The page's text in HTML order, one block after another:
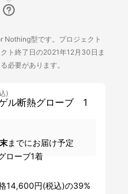
Nothing型です。プロジェクト
ト終了日の2021年12月30日ま
必要があります。
ゲル断熱グローブ 1
)
までにお届け予定
ローブ1着
14,600円(税込)の39%